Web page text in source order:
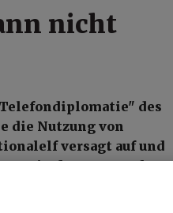
nicht
des
die Nutzung von
versagt auf und
in der Presseschau.